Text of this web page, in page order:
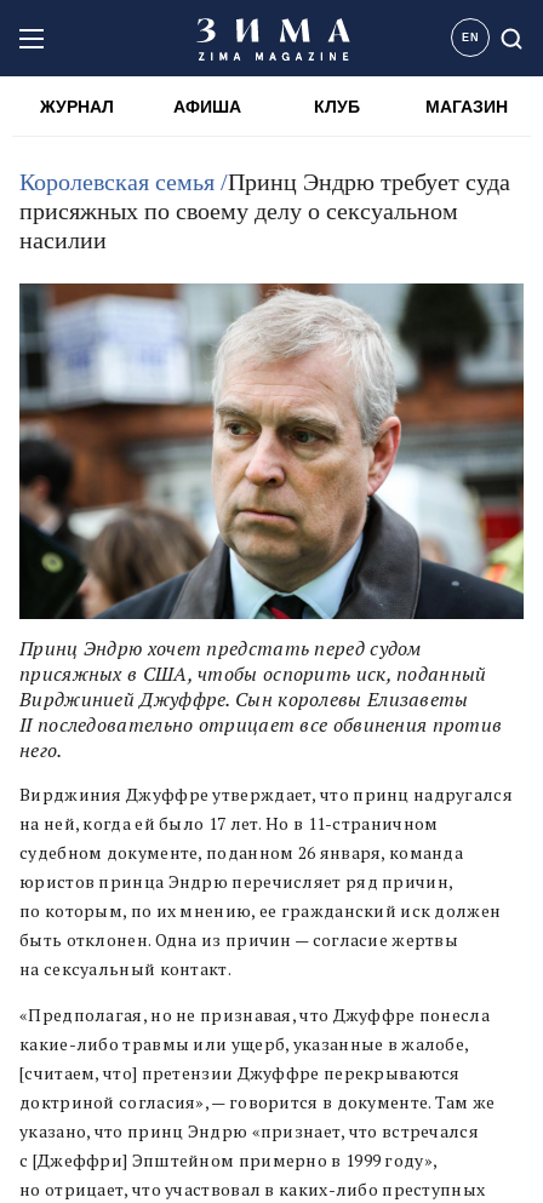
EN
ЖУРНАЛ АФИША КЛУБ МАГАЗИН
Королевская семья /Принц Эндрю требует суда
присяжных по своему делу о сексуальном
насилии
Принц Эндрю хочет предстать перед судом
присяжных в США, чтобы оспорить иск, поданный
Вирджинией Джуффре. Сын королевы Елизаветы
II последовательно отрицает все обвинения против
него.
Вирджиния Джуффре утверждает, что принц надругался
на ней, когда ей было 17 лет. Но в 11-страничном
судебном документе, поданном 26 января, команда
юристов принца Эндрю перечисляет ряд причин,
по которым, по их мнению, ее гражданский иск должен
быть отклонен. Одна из причин — согласие жертвы
на сексуальный контакт.
«Предполагая, но не признавая, что Джуффре понесла
какие-либо травмы или ущерб, указанные в жалобе,
[считаем, что] претензии Джуффре перекрываются
доктриной согласия», — говорится в документе. Там же
указано, что принц Эндрю «признает, что встречался
с [Джеффри] Эпштейном примерно в 1999 году»,
но отрицает, что участвовал в каких-либо преступных